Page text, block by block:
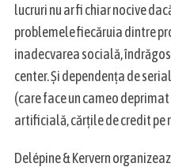
lucruri nu ar fi chiar nocive
problemele fiecăruia dintre
inadecvarea socială,
center. Și dependența de
(care face un cameo
artificială, cărțile de credit pe
Delépine & Kervern
f
o
r